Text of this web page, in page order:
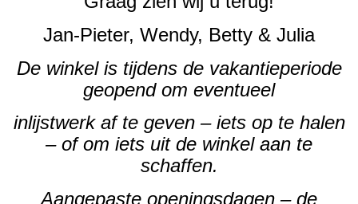
Jan-Pieter, Wendy, Betty & Julia
De winkel is tijdens de vakantieperiode
geopend om eventueel
inlijstwerk af te geven – iets op te halen
– of om iets uit de winkel aan te
schaffen.
Aangepaste openingsdagen – de